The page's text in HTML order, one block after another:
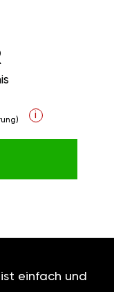
i
einfach und